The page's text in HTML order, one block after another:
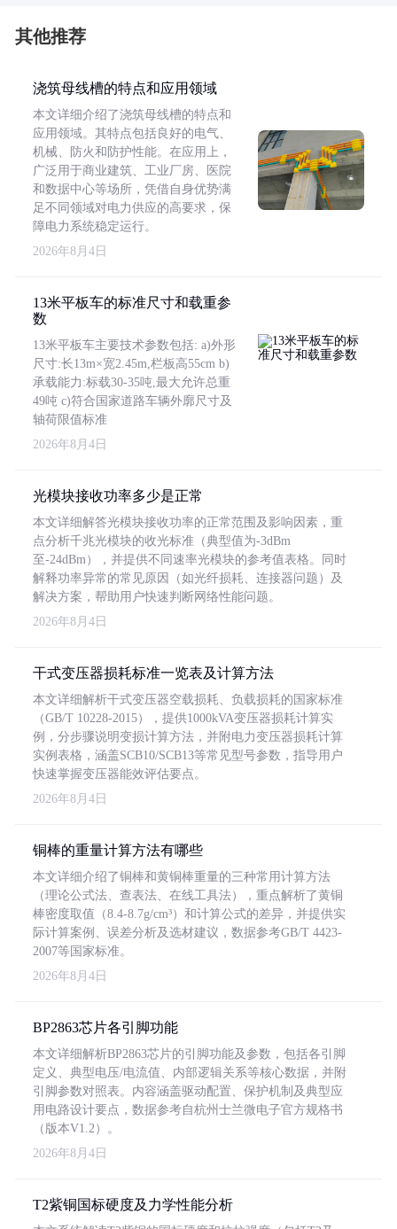
其他推荐
浇筑母线槽的特点和应用领域
本文详细介绍了浇筑母线槽的特点和
应用领域。其特点包括良好的电气、
机械、防火和防护性能。在应用上，
广泛用于商业建筑、工业厂房、医院
和数据中心等场所，凭借自身优势满
足不同领域对电力供应的高要求，保
障电力系统稳定运行。
2026年8月4日
13米平板车的标准尺寸和载重参
数
13米平板车主要技术参数包括: a)外形
尺寸:长13m×宽2.45m,栏板高55cm b)
承载能力:标载30-35吨,最大允许总重
49吨 c)符合国家道路车辆外廓尺寸及
轴荷限值标准
2026年8月4日
光模块接收功率多少是正常
本文详细解答光模块接收功率的正常范围及影响因素，重
点分析千兆光模块的收光标准（典型值为-3dBm
至-24dBm），并提供不同速率光模块的参考值表格。同时
解释功率异常的常见原因（如光纤损耗、连接器问题）及
解决方案，帮助用户快速判断网络性能问题。
2026年8月4日
干式变压器损耗标准一览表及计算方法
本文详细解析干式变压器空载损耗、负载损耗的国家标准
（GB/T 10228-2015），提供1000kVA变压器损耗计算实
例，分步骤说明变损计算方法，并附电力变压器损耗计算
实例表格，涵盖SCB10/SCB13等常见型号参数，指导用户
快速掌握变压器能效评估要点。
2026年8月4日
铜棒的重量计算方法有哪些
本文详细介绍了铜棒和黄铜棒重量的三种常用计算方法
（理论公式法、查表法、在线工具法），重点解析了黄铜
棒密度取值（8.4-8.7g/cm³）和计算公式的差异，并提供实
际计算案例、误差分析及选材建议，数据参考GB/T 4423-
2007等国家标准。
2026年8月4日
BP2863芯片各引脚功能
本文详细解析BP2863芯片的引脚功能及参数，包括各引脚
定义、典型电压/电流值、内部逻辑关系等核心数据，并附
引脚参数对照表。内容涵盖驱动配置、保护机制及典型应
用电路设计要点，数据参考自杭州士兰微电子官方规格书
（版本V1.2）。
2026年8月4日
T2紫铜国标硬度及力学性能分析